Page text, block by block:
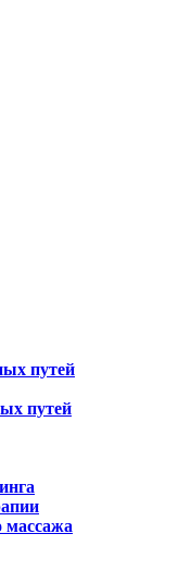
путей
путей
массажа